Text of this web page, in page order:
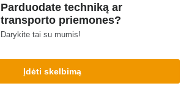
Parduodate techniką ar
transporto priemones?
Darykite tai su mumis!
Įdėti skelbimą